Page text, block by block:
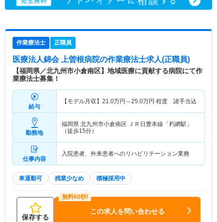
作業療法士 正職員
医療法人錦会 上曽根病院の作業療法士求人(正職員)
【福岡県／北九州市小倉南区】地域医療に貢献する病院にて作
業療法士募集！
給与
【モデル月収】 21.0万円～25.0万円 程度 諸手当込
勤務地
福岡県 北九州市小倉南区 ＪＲ日豊本線「朽網駅」
（徒歩15分）
仕事内容
入院患者、外来患者へのリハビリテーション業務
車通勤可 残業少なめ 積極採用中
保存する
この求人を問い合わせる